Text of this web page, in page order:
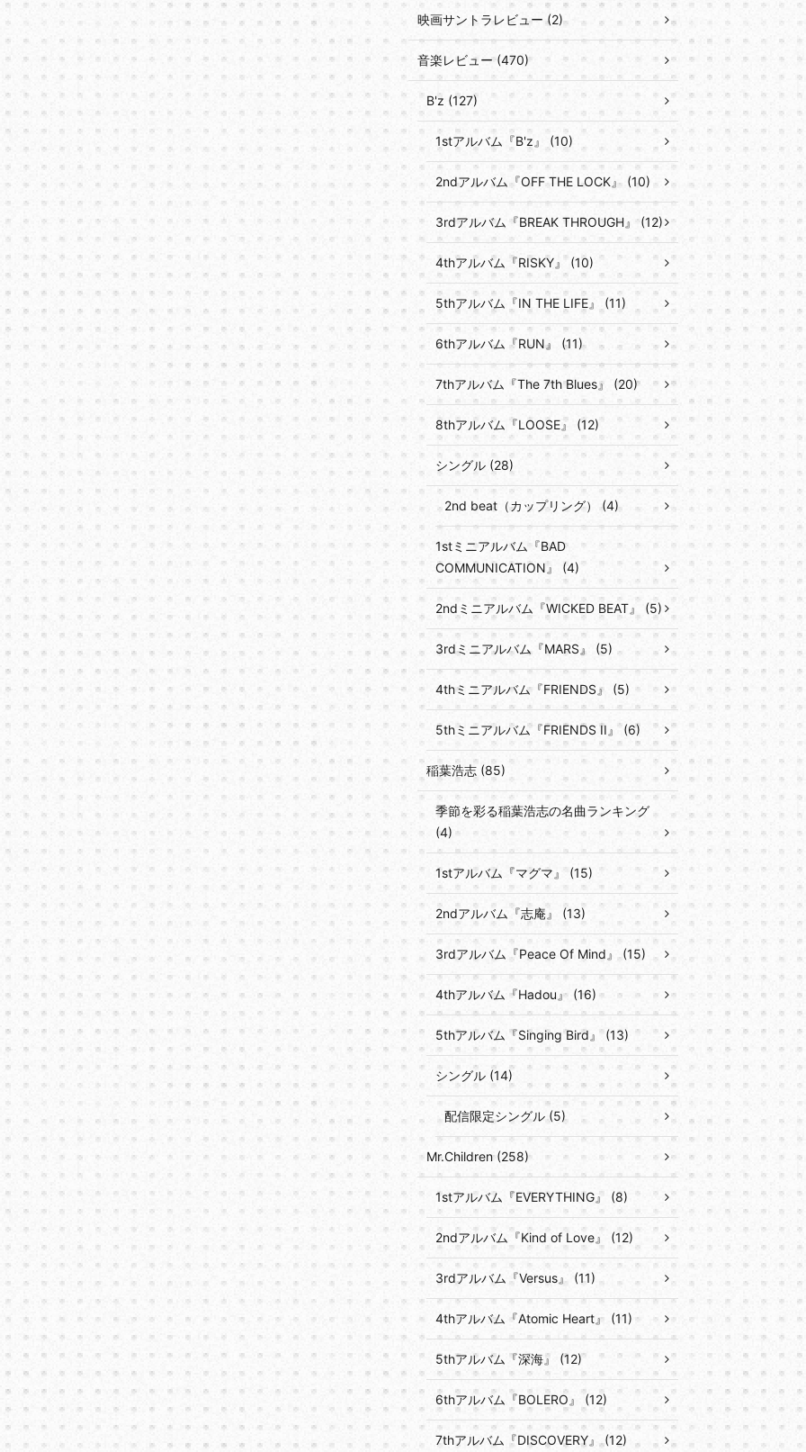
映画サントラレビュー (2)
音楽レビュー (470)
B'z (127)
1stアルバム『B'z』 (10)
2ndアルバム『OFF THE LOCK』 (10)
3rdアルバム『BREAK THROUGH』 (12)
4thアルバム『RISKY』 (10)
5thアルバム『IN THE LIFE』 (11)
6thアルバム『RUN』 (11)
7thアルバム『The 7th Blues』 (20)
8thアルバム『LOOSE』 (12)
シングル (28)
2nd beat（カップリング） (4)
1stミニアルバム『BAD
COMMUNICATION』 (4)
2ndミニアルバム『WICKED BEAT』 (5)
3rdミニアルバム『MARS』 (5)
4thミニアルバム『FRIENDS』 (5)
5thミニアルバム『FRIENDS II』 (6)
稲葉浩志 (85)
季節を彩る稲葉浩志の名曲ランキング
(4)
1stアルバム『マグマ』 (15)
2ndアルバム『志庵』 (13)
3rdアルバム『Peace Of Mind』 (15)
4thアルバム『Hadou』 (16)
5thアルバム『Singing Bird』 (13)
シングル (14)
配信限定シングル (5)
Mr.Children (258)
1stアルバム『EVERYTHING』 (8)
2ndアルバム『Kind of Love』 (12)
3rdアルバム『Versus』 (11)
4thアルバム『Atomic Heart』 (11)
5thアルバム『深海』 (12)
6thアルバム『BOLERO』 (12)
7thアルバム『DISCOVERY』 (12)